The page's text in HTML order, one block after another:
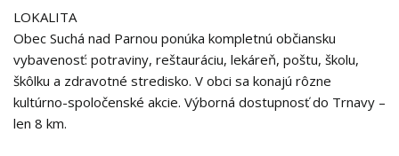
LOKALITA
Obec Suchá nad Parnou ponúka kompletnú občiansku
vybavenosť: potraviny, reštauráciu, lekáreň, poštu, školu,
škôlku a zdravotné stredisko. V obci sa konajú rôzne
kultúrno-spoločenské akcie. Výborná dostupnosť do Trnavy –
len 8 km.